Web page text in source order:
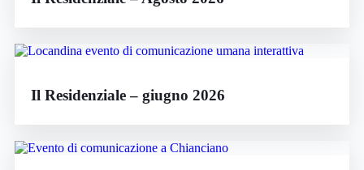
Il Residenziale – giugno 2026